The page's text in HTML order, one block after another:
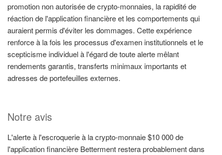
promotion non autorisée de crypto-monnaies, la rapidité de
réaction de l'application financière et les comportements qui
auraient permis d'éviter les dommages. Cette expérience
renforce à la fois les processus d'examen institutionnels et le
scepticisme individuel à l'égard de toute alerte mêlant
rendements garantis, transferts minimaux importants et
adresses de portefeuilles externes.
Notre avis
L'alerte à l'escroquerie à la crypto-monnaie $10 000 de
l'application financière Betterment restera probablement dans